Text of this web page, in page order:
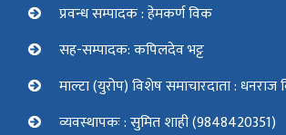
प्रवन्ध सम्पादक : हेमकर्ण विक
सह-सम्पादक: कपिलदेव भट्ट
माल्टा (युरोप) विशेष समाचारदाता :
व्यवस्थापकः : सुमित शाही (9848420351)